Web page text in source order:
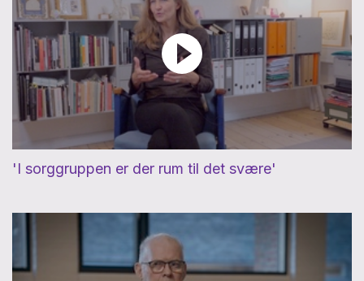
'I sorggruppen er der rum til det svære'